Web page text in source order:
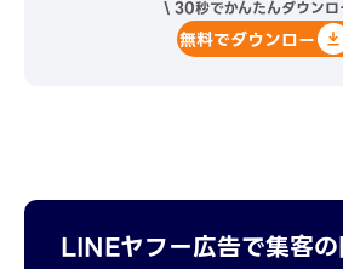
\ 30秒でかんたんダウン
無料でダウンロード
LINEヤフー広告で集客の